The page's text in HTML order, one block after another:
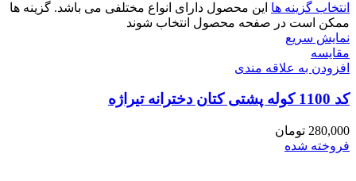
انتخاب گزینه ها این محصول دارای انواع مختلفی می باشد. گزینه ها
ممکن است در صفحه محصول انتخاب شوند
نمایش سریع
مقايسه
افزودن به علاقه مندی
کد 1100 کوله پشتی کتان دخترانه تیراژه
280,000 تومان
فروخته شده